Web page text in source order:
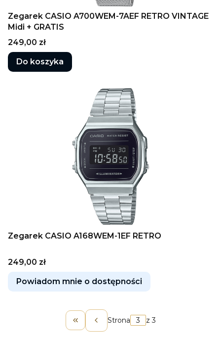
Zegarek CASIO A700WEM-7AEF RETRO VINTAGE
Midi + GRATIS
Cena
249,00 zł
Do koszyka
Zegarek CASIO A168WEM-1EF RETRO
Cena
249,00 zł
Powiadom mnie o dostępności
Wróć do pierwszej strony z
Strona z 3